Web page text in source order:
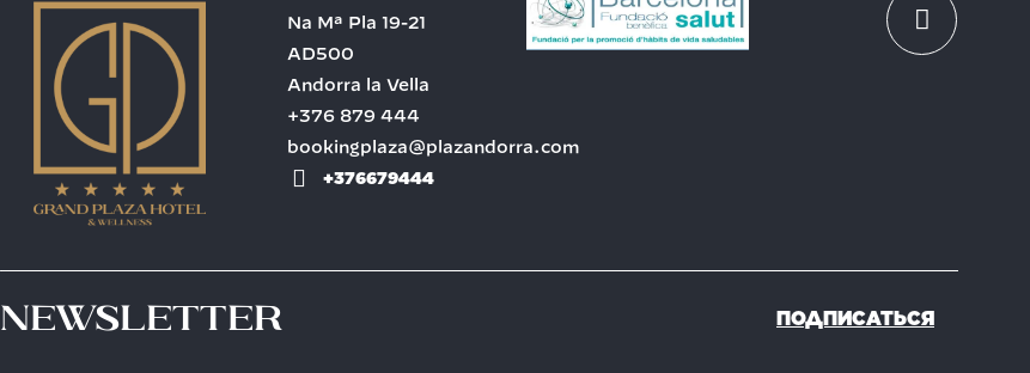
Na Mª Pla 19-21
AD500
Andorra la Vella
+376 879 444
bookingplaza@plazandorra.com
+376679444
Newsletter ПОДПИСАТЬСЯ